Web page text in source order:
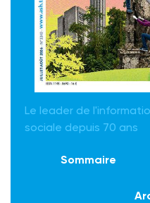
Le leader de
sociale depuis 70 ans
Sommaire